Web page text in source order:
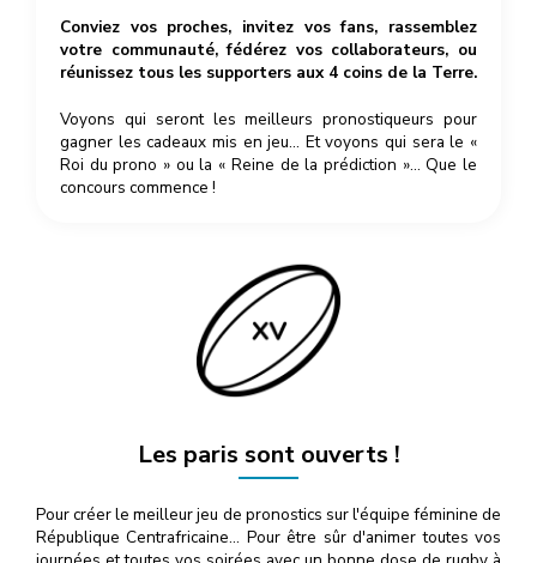
Conviez vos proches, invitez vos fans, rassemblez
votre communauté, fédérez vos collaborateurs, ou
réunissez tous les supporters aux 4 coins de la Terre.
Voyons qui seront les meilleurs pronostiqueurs pour
gagner les cadeaux mis en jeu… Et voyons qui sera le «
Roi du prono » ou la « Reine de la prédiction »… Que le
concours commence !
Les paris sont ouverts !
Pour créer le meilleur jeu de pronostics sur l'équipe féminine de
République Centrafricaine… Pour être sûr d'animer toutes vos